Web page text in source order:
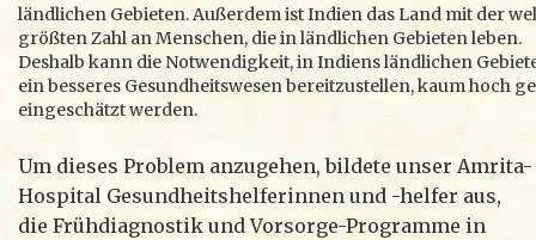
ländlichen Gebieten. Außerdem ist Indien das Land mit der
größten Zahl an Menschen, die in ländlichen Gebieten leben.
Deshalb kann die Notwendigkeit, in Indiens ländlichen
ein besseres Gesundheitswesen bereitzustellen, kaum hoch
eingeschätzt werden.
Um dieses Problem anzugehen, bildete unser Amrita-
Hospital Gesundheitshelferinnen und -helfer aus,
die Frühdiagnostik und Vorsorge-Programme in